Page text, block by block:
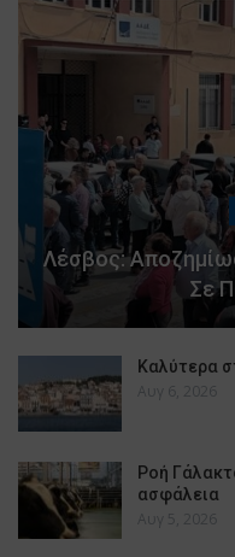
Λέσβος:
Σε
Καλύτερα
Αυγ 6, 2026
Ροή
ασφάλεια
Αυγ 5, 2026